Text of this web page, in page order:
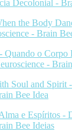
Decolonial -
the Body
- Brain
Quando o Corpo
-
Soul and Spirit
Bee Idea
e Espíritos -
Bee Ideias